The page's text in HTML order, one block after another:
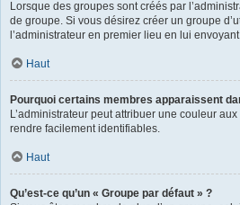
Lorsque des groupes sont créés par
de groupe. Si vous désirez créer un groupe
l’administrateur en premier lieu en lui
Haut
Pourquoi certains membres apparaissent
L’administrateur peut attribuer une couleur
rendre facilement identifiables.
Haut
Qu’est-ce qu’un « Groupe par défaut » ?